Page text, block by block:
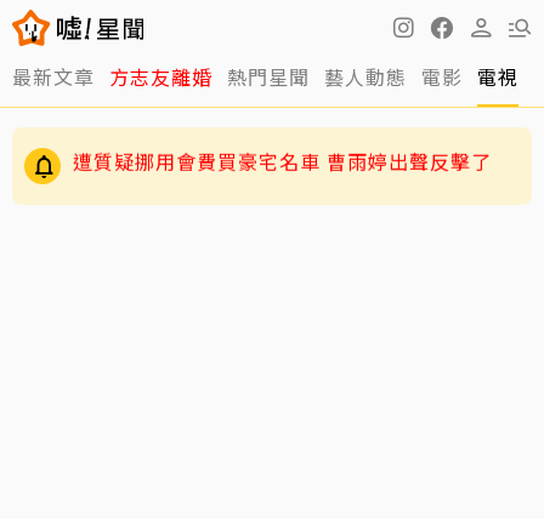
最新文章 方志友離婚 熱門星聞 藝人動態 電影 電視
伊能靜認了「逼」小哈利參加陸綜！背後原因超
暖心